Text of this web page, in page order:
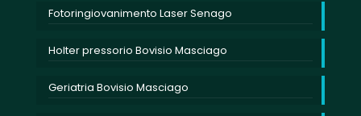
Fotoringiovanimento Laser Senago
Holter pressorio Bovisio Masciago
Geriatria Bovisio Masciago